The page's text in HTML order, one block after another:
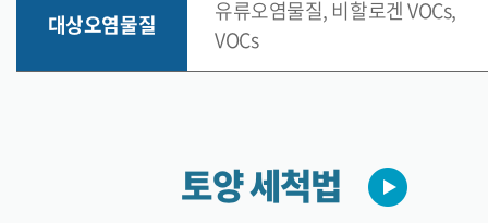
대상오염물질
유류오염물질, 비할로겐 VOCs,
VOCs
토양 세척법